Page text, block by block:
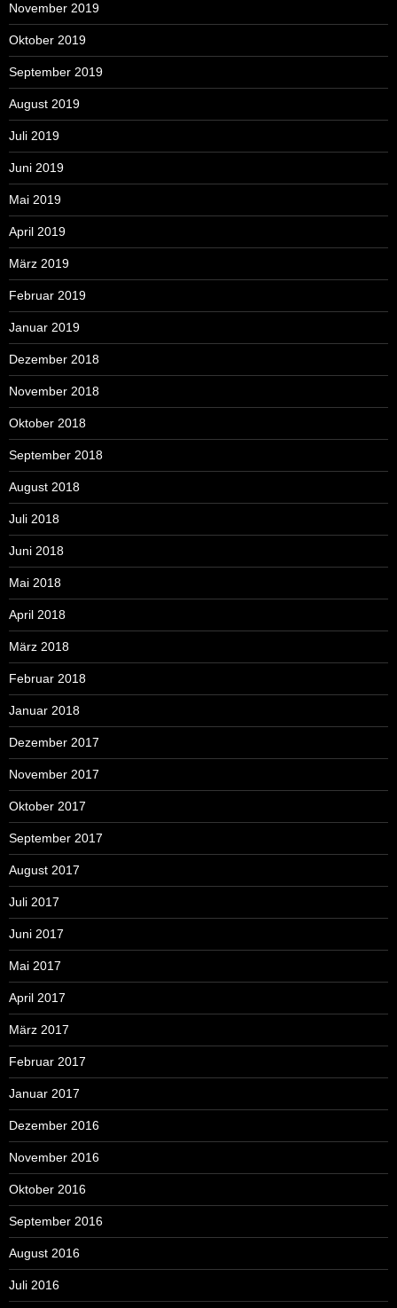
November 2019
Oktober 2019
September 2019
August 2019
Juli 2019
Juni 2019
Mai 2019
April 2019
März 2019
Februar 2019
Januar 2019
Dezember 2018
November 2018
Oktober 2018
September 2018
August 2018
Juli 2018
Juni 2018
Mai 2018
April 2018
März 2018
Februar 2018
Januar 2018
Dezember 2017
November 2017
Oktober 2017
September 2017
August 2017
Juli 2017
Juni 2017
Mai 2017
April 2017
März 2017
Februar 2017
Januar 2017
Dezember 2016
November 2016
Oktober 2016
September 2016
August 2016
Juli 2016